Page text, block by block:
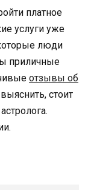
платное
услуги уже
люди
приличные
отзывы об
стоит